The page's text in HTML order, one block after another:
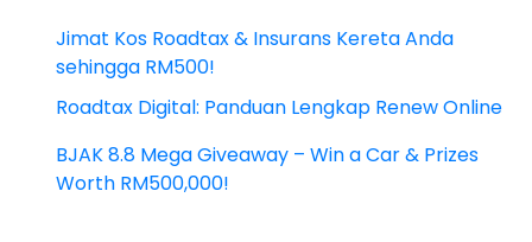
Jimat Kos Roadtax & Insurans Kereta Anda
sehingga RM500!
Roadtax Digital: Panduan Lengkap Renew Online
BJAK 8.8 Mega Giveaway – Win a Car & Prizes
Worth RM500,000!